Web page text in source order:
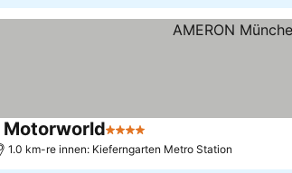
Motorworld4 Kategória
1.0 km-re innen: Kieferngarten Metro Station